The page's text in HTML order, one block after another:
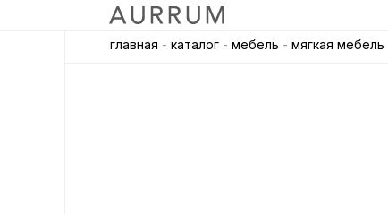
главная - каталог - мебель - мягкая мебель